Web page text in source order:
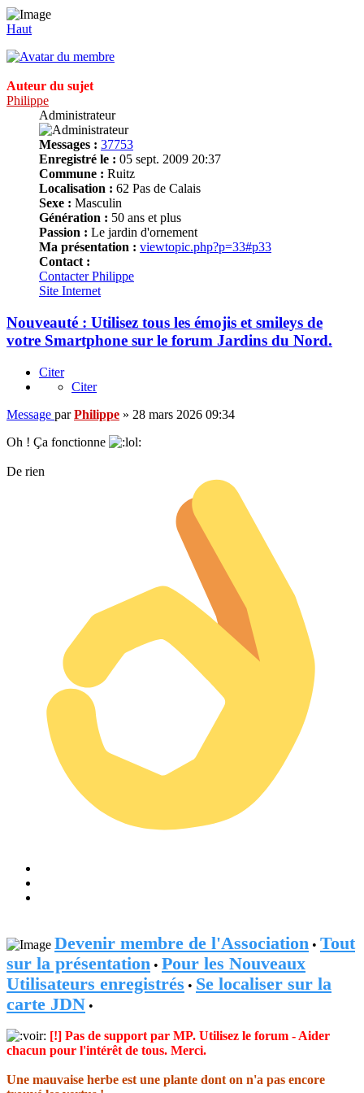
Haut
Auteur du sujet
Philippe
Administrateur
Messages : 37753
Enregistré le : 05 sept. 2009 20:37
Commune : Ruitz
Localisation : 62 Pas de Calais
Sexe : Masculin
Génération : 50 ans et plus
Passion : Le jardin d'ornement
Ma présentation : viewtopic.php?p=33#p33
Contact :
Contacter Philippe
Site Internet
Nouveauté : Utilisez tous les émojis et smileys de
votre Smartphone sur le forum Jardins du Nord.
Citer
Citer
Message parPhilippe » 28 mars 2026 09:34
Oh ! Ça fonctionne
De rien
Devenir membre de l'Association • Tout
sur la présentation • Pour les Nouveaux
Utilisateurs enregistrés • Se localiser sur la
carte JDN •
[!] Pas de support par MP. Utilisez le forum - Aider
chacun pour l'intérêt de tous. Merci.
Une mauvaise herbe est une plante dont on n'a pas encore